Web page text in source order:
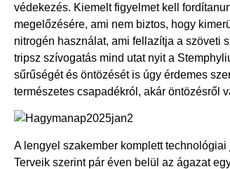
védekezés. Kiemelt figyelmet kell
megelőzésére, ami nem biztos, hogy
nitrogén használat, ami fellazítja a szöveti
tripsz szívogatás mind utat nyit a
sűrűségét és öntözését is úgy érdemes
természetes csapadékról, akár öntözésről
A lengyel szakember komplett
Terveik szerint pár éven belül az ágazat